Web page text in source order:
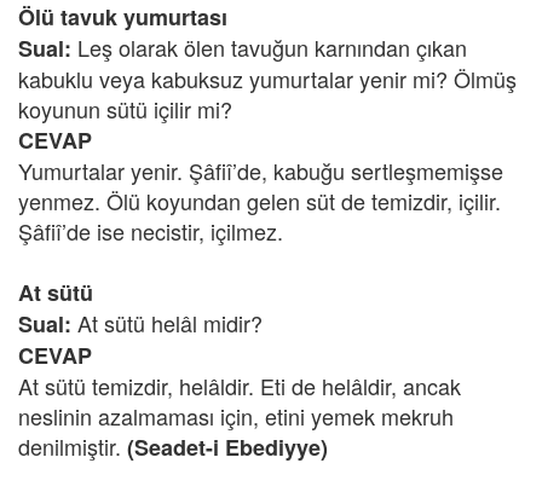
Ölü tavuk yumurtası
Sual: Leş olarak ölen tavuğun karnından çıkan
kabuklu veya kabuksuz yumurtalar yenir mi? Ölmüş
koyunun sütü içilir mi?
CEVAP
Yumurtalar yenir. Şâfiî’de, kabuğu sertleşmemişse
yenmez. Ölü koyundan gelen süt de temizdir, içilir.
Şâfiî’de ise necistir, içilmez.
At sütü
Sual: At sütü helâl midir?
CEVAP
At sütü temizdir, helâldir. Eti de helâldir, ancak
neslinin azalmaması için, etini yemek mekruh
denilmiştir. (Seadet-i Ebediyye)